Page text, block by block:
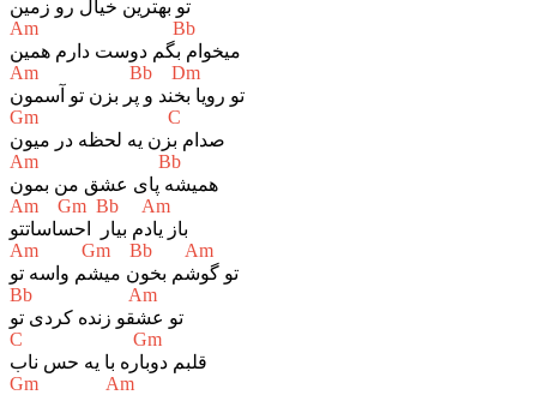
تو بهترین خیال رو زمین
Am Bb
میخوام بگم دوست دارم همین
Am Bb Dm
تو رویا بخند و پر بزن تو آسمون
Gm C
صدام بزن یه لحظه در میون
Am Bb
همیشه پای عشق من بمون
Am Gm Bb Am
باز یادم بیار احساساتتو
Am Gm Bb Am
تو گوشم بخون میشم واسه تو
Bb Am
تو عشقو زنده کردی تو
C Gm
قلبم دوباره با یه حس ناب
Gm Am